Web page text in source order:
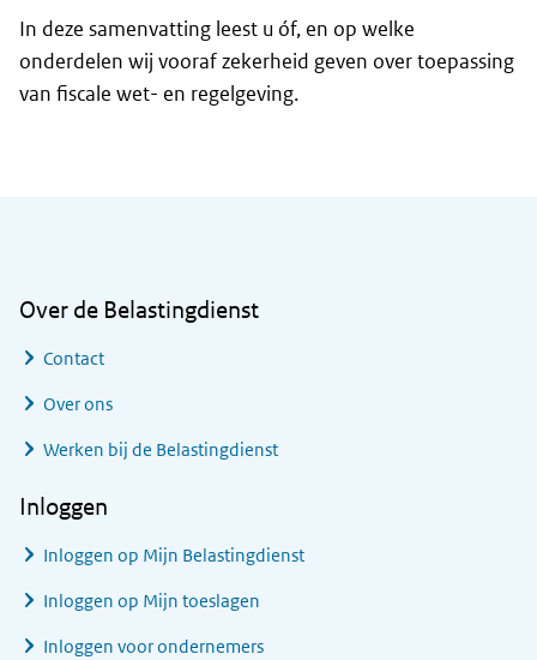
In deze samenvatting leest u óf, en op welke
onderdelen wij vooraf zekerheid geven over toepassing
van fiscale wet- en regelgeving.
Over de Belastingdienst
Contact
Over ons
Werken bij de Belastingdienst
Inloggen
Inloggen op Mijn Belastingdienst
Inloggen op Mijn toeslagen
Inloggen voor ondernemers